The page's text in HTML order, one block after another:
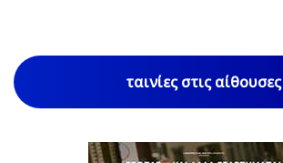
ταινίες στις αίθουσες